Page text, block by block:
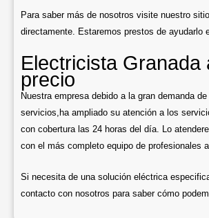
Para saber más de nosotros visite nuestro
directamente. Estaremos prestos de ayudarlo
Electricista Granada
precio
Nuestra empresa debido a la gran demanda
servicios,ha ampliado su atención a los
con cobertura las 24 horas del día. Lo
con el más completo equipo de profesionales
Si necesita de una solución eléctrica
contacto con nosotros para saber cómo